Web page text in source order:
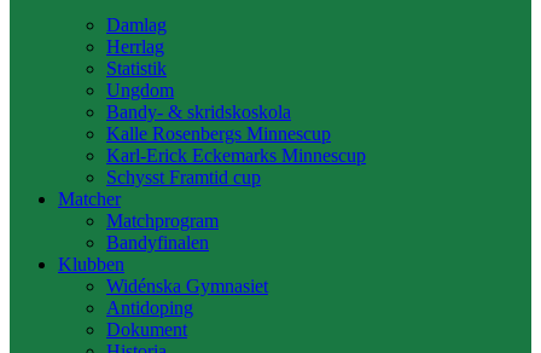
Damlag
Herrlag
Statistik
Ungdom
Bandy- & skridskoskola
Kalle Rosenbergs Minnescup
Karl-Erick Eckemarks Minnescup
Schysst Framtid cup
Matcher
Matchprogram
Bandyfinalen
Klubben
Widénska Gymnasiet
Antidoping
Dokument